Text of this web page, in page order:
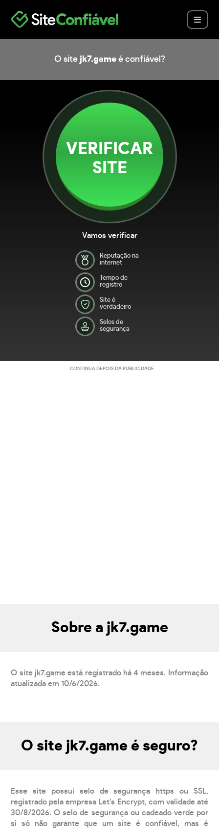
O site jk7.gameé confiável?
VERIFICAR
SITE
Vamos verificar
Reputação na
internet
Tempo de
registro
Site é
verdadeiro
Selos de
segurança
CONTINUA DEPOIS DA PUBLICIDADE
Sobre a jk7.game
O site jk7.game está registrado há 4 meses. Informação
atualizada em 10/6/2026.
O site jk7.game é seguro?
Esse site possui selo de segurança https ou SSL,
registrado pela empresa Let's Encrypt, com validade até
30/8/2026. O selo de segurança ou cadeado verde por
si só não garante que um site é confiável, mas é